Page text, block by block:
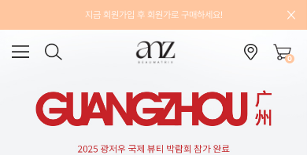
지금 회원가입 후 회원가로 구매하세요!
0